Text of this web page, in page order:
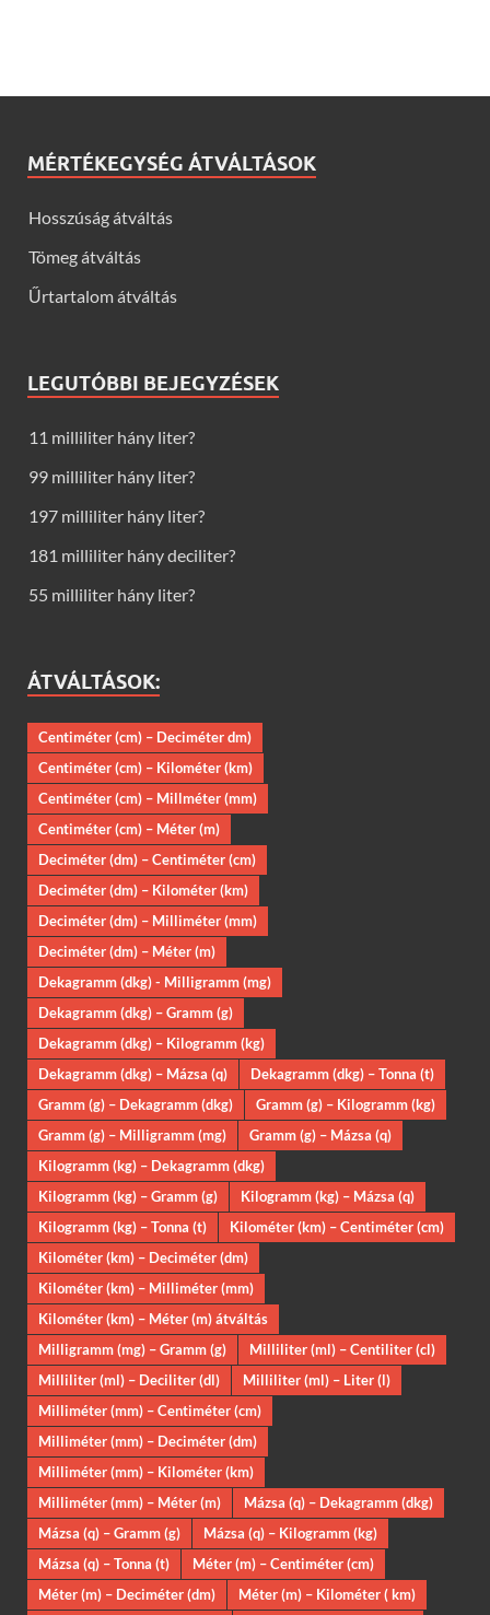
MÉRTÉKEGYSÉG ÁTVÁLTÁSOK
Hosszúság átváltás
Tömeg átváltás
Űrtartalom átváltás
LEGUTÓBBI BEJEGYZÉSEK
11 milliliter hány liter?
99 milliliter hány liter?
197 milliliter hány liter?
181 milliliter hány deciliter?
55 milliliter hány liter?
ÁTVÁLTÁSOK:
Centiméter (cm) – Deciméter dm)
Centiméter (cm) – Kilométer (km)
Centiméter (cm) – Millméter (mm)
Centiméter (cm) – Méter (m)
Deciméter (dm) – Centiméter (cm)
Deciméter (dm) – Kilométer (km)
Deciméter (dm) – Milliméter (mm)
Deciméter (dm) – Méter (m)
Dekagramm (dkg) - Milligramm (mg)
Dekagramm (dkg) – Gramm (g)
Dekagramm (dkg) – Kilogramm (kg)
Dekagramm (dkg) – Mázsa (q)
Dekagramm (dkg) – Tonna (t)
Gramm (g) – Dekagramm (dkg)
Gramm (g) – Kilogramm (kg)
Gramm (g) – Milligramm (mg)
Gramm (g) – Mázsa (q)
Kilogramm (kg) – Dekagramm (dkg)
Kilogramm (kg) – Gramm (g)
Kilogramm (kg) – Mázsa (q)
Kilogramm (kg) – Tonna (t)
Kilométer (km) – Centiméter (cm)
Kilométer (km) – Deciméter (dm)
Kilométer (km) – Milliméter (mm)
Kilométer (km) – Méter (m) átváltás
Milligramm (mg) – Gramm (g)
Milliliter (ml) – Centiliter (cl)
Milliliter (ml) – Deciliter (dl)
Milliliter (ml) – Liter (l)
Milliméter (mm) – Centiméter (cm)
Milliméter (mm) – Deciméter (dm)
Milliméter (mm) – Kilométer (km)
Milliméter (mm) – Méter (m)
Mázsa (q) – Dekagramm (dkg)
Mázsa (q) – Gramm (g)
Mázsa (q) – Kilogramm (kg)
Mázsa (q) – Tonna (t)
Méter (m) – Centiméter (cm)
Méter (m) – Deciméter (dm)
Méter (m) – Kilométer ( km)